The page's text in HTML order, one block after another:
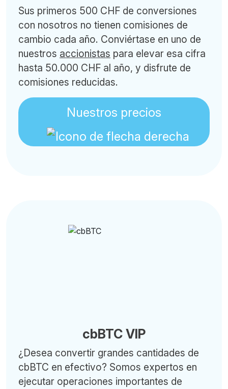
Sus primeros 500 CHF de conversiones
con nosotros no tienen comisiones de
cambio cada año. Conviértase en uno de
nuestros accionistas para elevar esa cifra
hasta 50.000 CHF al año, y disfrute de
comisiones reducidas.
Nuestros precios
cbBTC VIP
¿Desea convertir grandes cantidades de
cbBTC en efectivo? Somos expertos en
ejecutar operaciones importantes de